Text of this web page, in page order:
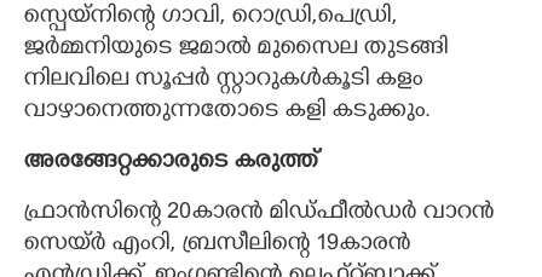
സ്പെയ്നിന്റെ ഗാവി, റൊഡ്രി,പെഡ്രി,
ജർമ്മനിയുടെ ജമാൽ മുസൈല തുടങ്ങി
നിലവിലെ സൂപ്പർ സ്റ്റാറുകൾകൂടി കളം
വാഴാനെത്തുന്നതോടെ കളി കടുക്കും.
അരങ്ങേറ്റക്കാരുടെ കരുത്ത്
ഫ്രാൻസിന്റെ 20കാരൻ മിഡ്ഫീൽഡർ വാറൻ
സെയ്ർ എംറി, ബ്രസീലിന്റെ 19കാരൻ